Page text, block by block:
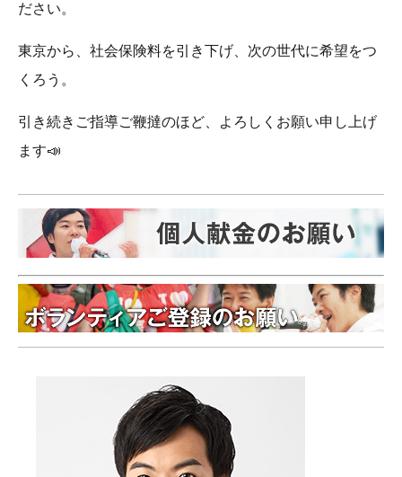
ださい。
東京から、社会保険料を引き下げ、次の世代に希望をつ
くろう。
引き続きご指導ご鞭撻のほど、よろしくお願い申し上げ
ます📣